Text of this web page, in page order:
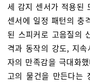
세 감지 센서가 적용된
센서에 일정 패턴의 충
된 스피커로 고음질의
격과 동작의 강도, 지
자의 만족감을 극대화
고의 물건을 만든다는